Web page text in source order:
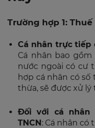
Trường hợp 1:
Cá nhân trực tiếp
Cá nhân bao
nước ngoài có cư
hợp cá nhân có
thừa, sẽ được xử
Đối với cá nhân
TNCN: Cá nhân có